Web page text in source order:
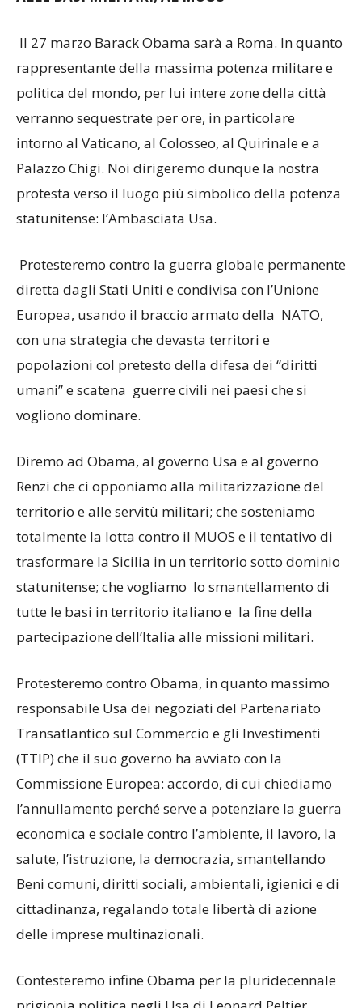
Il 27 marzo Barack Obama sarà a Roma. In quanto
rappresentante della massima potenza militare e
politica del mondo, per lui intere zone della città
verranno sequestrate per ore, in particolare
intorno al Vaticano, al Colosseo, al Quirinale e a
Palazzo Chigi. Noi dirigeremo dunque la nostra
protesta verso il luogo più simbolico della potenza
statunitense: l’Ambasciata Usa.
Protesteremo contro la guerra globale permanente
diretta dagli Stati Uniti e condivisa con l’Unione
Europea, usando il braccio armato della NATO,
con una strategia che devasta territori e
popolazioni col pretesto della difesa dei “diritti
umani” e scatena guerre civili nei paesi che si
vogliono dominare.
Diremo ad Obama, al governo Usa e al governo
Renzi che ci opponiamo alla militarizzazione del
territorio e alle servitù militari; che sosteniamo
totalmente la lotta contro il MUOS e il tentativo di
trasformare la Sicilia in un territorio sotto dominio
statunitense; che vogliamo lo smantellamento di
tutte le basi in territorio italiano e la fine della
partecipazione dell’Italia alle missioni militari.
Protesteremo contro Obama, in quanto massimo
responsabile Usa dei negoziati del Partenariato
Transatlantico sul Commercio e gli Investimenti
(TTIP) che il suo governo ha avviato con la
Commissione Europea: accordo, di cui chiediamo
l’annullamento perché serve a potenziare la guerra
economica e sociale contro l’ambiente, il lavoro, la
salute, l’istruzione, la democrazia, smantellando
Beni comuni, diritti sociali, ambientali, igienici e di
cittadinanza, regalando totale libertà di azione
delle imprese multinazionali.
Contesteremo infine Obama per la pluridecennale